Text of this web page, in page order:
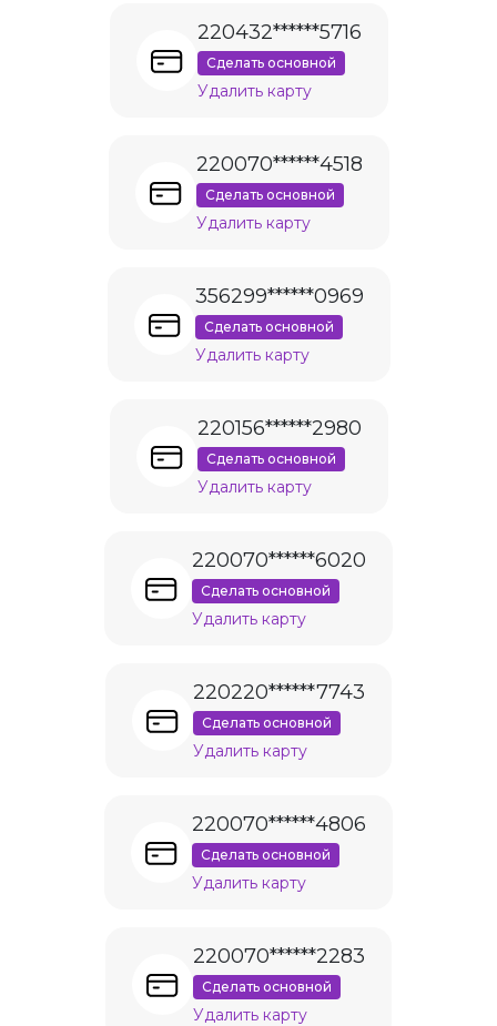
220432******5716
Сделать основной
Удалить карту
220070******4518
Сделать основной
Удалить карту
356299******0969
Сделать основной
Удалить карту
220156******2980
Сделать основной
Удалить карту
220070******6020
Сделать основной
Удалить карту
220220******7743
Сделать основной
Удалить карту
220070******4806
Сделать основной
Удалить карту
220070******2283
Сделать основной
Удалить карту